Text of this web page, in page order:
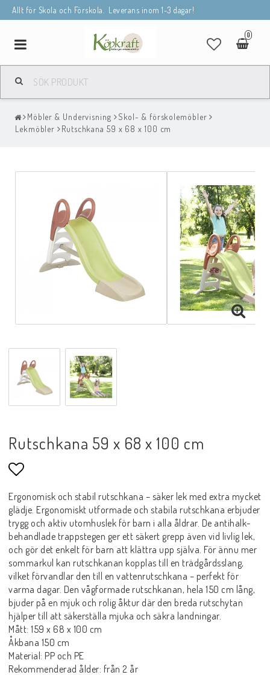
Allt för Skola och Förskola. Leverans inom 1-3 dagar!
0
Toggle
navigation
Möbler & Undervisning
Skol- & förskolemöbler
Lekmöbler
Rutschkana 59 x 68 x 100 cm
Rutschkana 59 x 68 x 100 cm
Lägg till i favoritlistan
Ergonomisk och stabil rutschkana – säker lek med extra mycket
glädje. Ergonomiskt utformade och stabila rutschkana erbjuder
trygg och aktiv utomhuslek för barn i alla åldrar. De antihalk-
behandlade trappstegen ger ett säkert grepp även vid livlig lek,
och gör det enkelt för barn att klättra upp själva. För ännu mer
sommarkul kan rutschkanan kopplas till en trädgårdsslang,
vilket förvandlar den till en vattenrutschkana – perfekt för
varma dagar. Den vågformade rutschkanan, hela 150 cm lång,
bjuder på en mjuk och rolig åktur där den breda rutschytan
hjälper till att säkerställa mjuka och säkra landningar.
Mått: 159 x 68 x 100 cm
Åkbana 150 cm
Material: PP och PE
Rekommenderad ålder: från 2 år